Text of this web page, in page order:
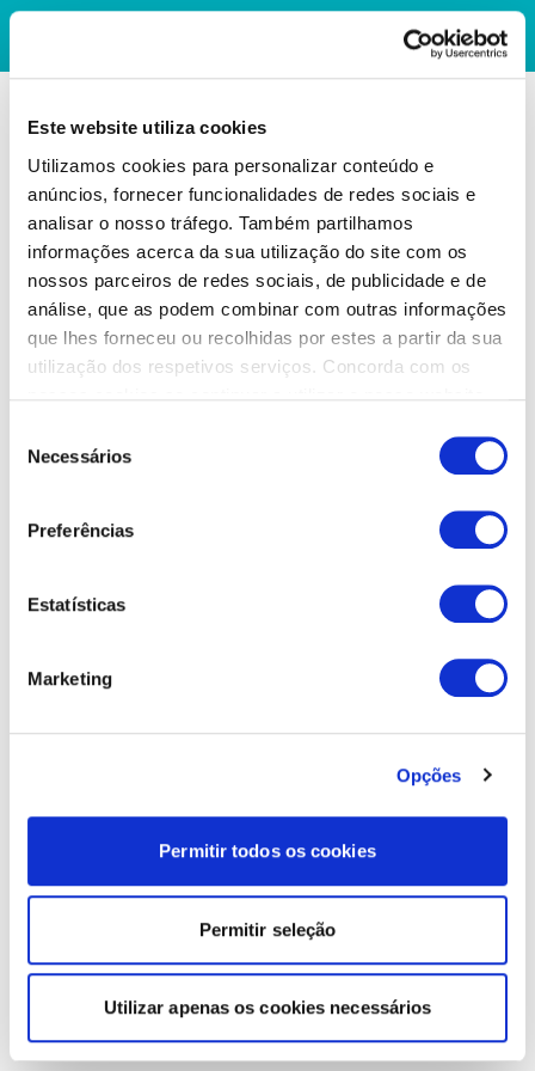
Este website utiliza cookies
Utilizamos cookies para personalizar conteúdo e
anúncios, fornecer funcionalidades de redes sociais e
analisar o nosso tráfego. Também partilhamos
informações acerca da sua utilização do site com os
nossos parceiros de redes sociais, de publicidade e de
análise, que as podem combinar com outras informações
que lhes forneceu ou recolhidas por estes a partir da sua
utilização dos respetivos serviços. Concorda com os
Necessários
Preferências
Estatísticas
Marketing
Opções
Permitir todos os cookies
Permitir seleção
Utilizar apenas os cookies necessários